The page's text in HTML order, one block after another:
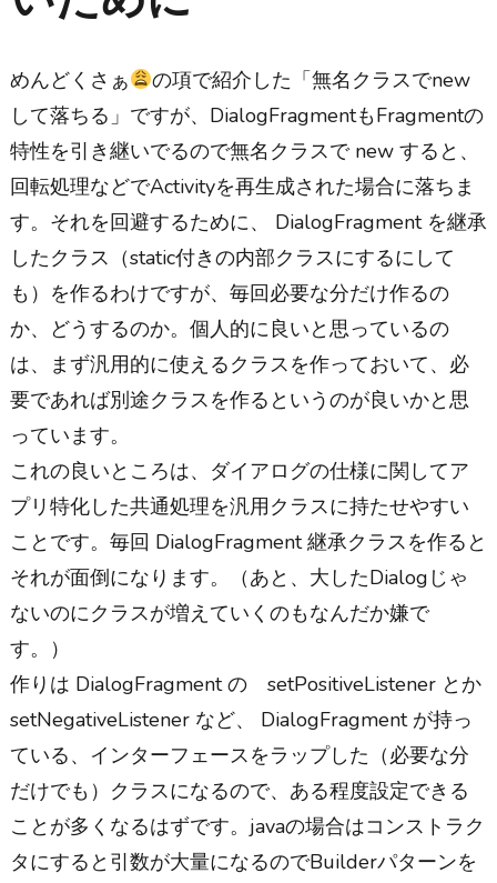
めんどくさぁ
の項で紹介した「無名クラスでnew
して落ちる」ですが、DialogFragmentもFragmentの
特性を引き継いでるので無名クラスで new すると、
回転処理などでActivityを再生成された場合に落ちま
す。それを回避するために、 DialogFragment を継承
したクラス（static付きの内部クラスにするにして
も）を作るわけですが、毎回必要な分だけ作るの
か、どうするのか。個人的に良いと思っているの
は、まず汎用的に使えるクラスを作っておいて、必
要であれば別途クラスを作るというのが良いかと思
っています。
これの良いところは、ダイアログの仕様に関してア
プリ特化した共通処理を汎用クラスに持たせやすい
ことです。毎回 DialogFragment 継承クラスを作ると
それが面倒になります。（あと、大したDialogじゃ
ないのにクラスが増えていくのもなんだか嫌で
す。）
作りは DialogFragment の setPositiveListener とか
setNegativeListener など、 DialogFragment が持っ
ている、インターフェースをラップした（必要な分
だけでも）クラスになるので、ある程度設定できる
ことが多くなるはずです。javaの場合はコンストラク
タにすると引数が大量になるのでBuilderパターンを